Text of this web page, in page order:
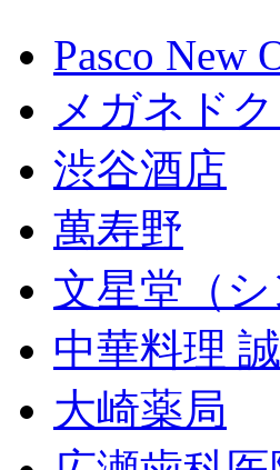
Pasco New
メガネド
渋谷酒店
萬寿野
文星堂（
中華料理
大崎薬局